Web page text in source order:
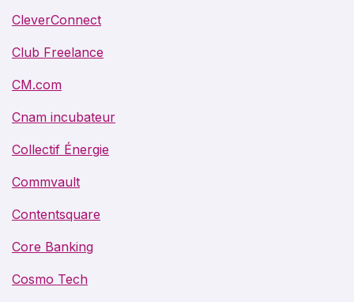
CleverConnect
Club Freelance
CM.com
Cnam incubateur
Collectif Énergie
Commvault
Contentsquare
Core Banking
Cosmo Tech